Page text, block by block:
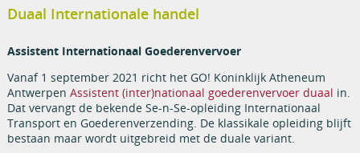
Duaal Internationale handel
Assistent Internationaal Goederenvervoer
Vanaf 1 september 2021 richt het GO! Koninklijk Atheneum
Antwerpen Assistent (inter)nationaal goederenvervoer duaal in.
Dat vervangt de bekende Se-n-Se-opleiding Internationaal
Transport en Goederenverzending. De klassikale opleiding blijft
bestaan maar wordt uitgebreid met de duale variant.